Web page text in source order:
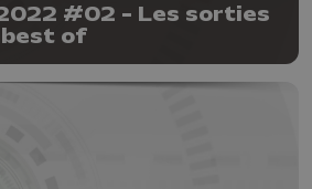
#02 - Les sorties
of